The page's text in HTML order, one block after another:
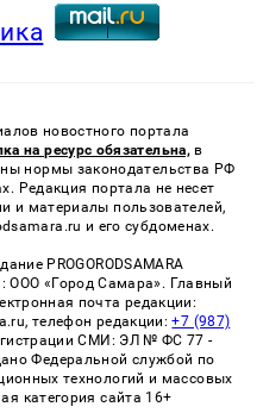
новостного портала
на ресурс обязательна, в
нормы законодательства РФ
Редакция портала не несет
и материалы пользователей,
и его субдоменах.
PROGORODSAMARA
«Город Самара». Главный
почта редакции:
телефон редакции:+7 (987)
СМИ: ЭЛ № ФС 77 -
Федеральной службой по
технологий и массовых
категория сайта 16+